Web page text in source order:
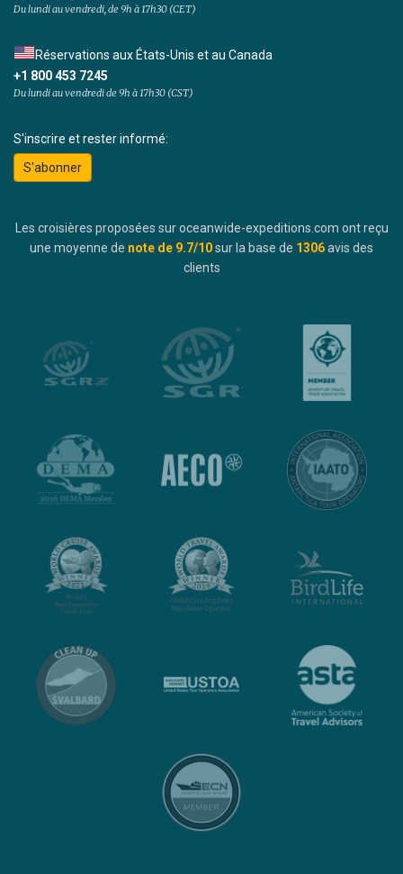
Du lundi au vendredi, de 9h à 17h30 (CET)
Réservations aux États-Unis et au Canada
+1 800 453 7245
Du lundi au vendredi de 9h à 17h30 (CST)
S'inscrire et rester informé:
S'abonner
Les croisières proposées sur oceanwide-expeditions.com ont reçu
une moyenne de note de 9.7/10sur la base de 1306avis des
clients